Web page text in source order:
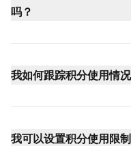
吗？
我如何跟踪积分使用情
我可以设置积分使用限